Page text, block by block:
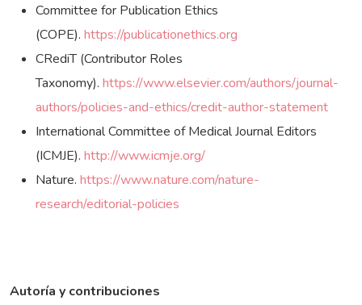
Committee for Publication Ethics
(COPE). https://publicationethics.org
CRediT (Contributor Roles
Taxonomy). https://www.elsevier.com/authors/journal-
authors/policies-and-ethics/credit-author-statement
International Committee of Medical Journal Editors
(ICMJE). http://www.icmje.org/
Nature. https://www.nature.com/nature-
research/editorial-policies
Autoría y contribuciones